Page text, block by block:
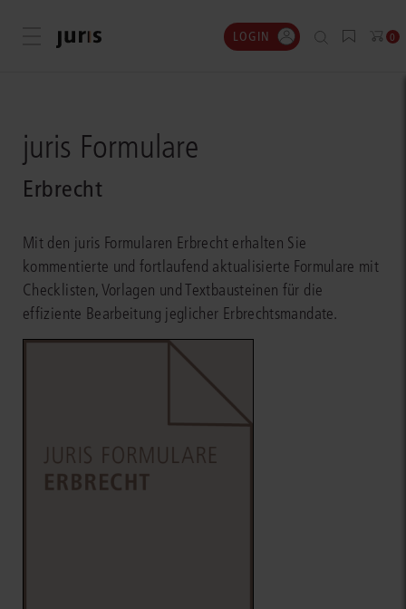
Menü öffnen LOGIN 0
juris Formulare
Erbrecht
Mit den juris Formularen Erbrecht erhalten Sie
kommentierte und fortlaufend aktualisierte Formulare mit
Checklisten, Vorlagen und Textbausteinen für die
effiziente Bearbeitung jeglicher Erbrechtsmandate.